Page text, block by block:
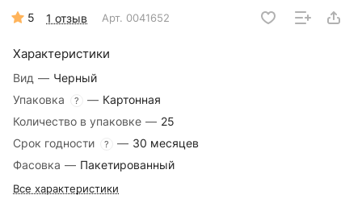
5 1 отзыв Арт. 0041652
Характеристики
Вид — Черный
Упаковка
? — Картонная
Количество в упаковке — 25
Срок годности
? — 30 месяцев
Фасовка — Пакетированный
Все характеристики